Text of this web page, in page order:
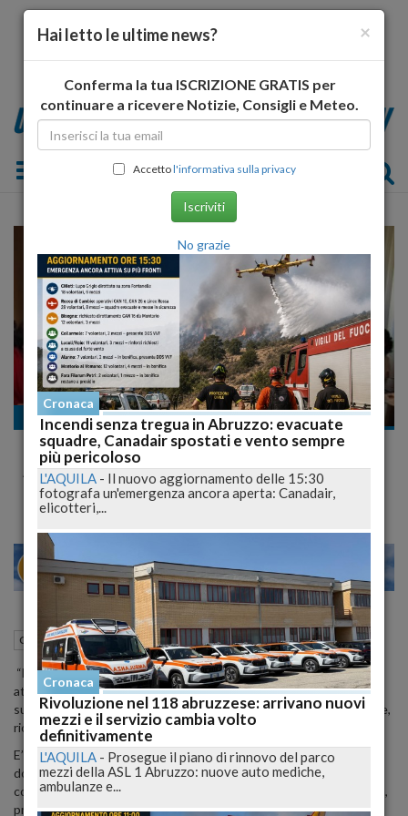
Toggle navigation
Cultura
Domani a Pescara al via Libera la Bellezza
Arte e Natura:
MILANO 27
Cultura Pescara (PE) 04 Ottobre 2012 18:09
“Liberare la Bellezza, che nasce dall’incontro tra Arte e Natura,
attraverso mostre, incontri e performance, puntando l’attenzione
sul fiume, che è la nostra ricchezza, un fiume da riscoprire, studiare,
ricercare e valorizzare, coinvolgendo i nostri ragazzi.
E’ l’evento che si svolgerà a Pescara, da domani 5 ottobre, sino a
domenica 7 ottobre, presso il Circolo Aternino, in piazza Garibaldi,
con appuntamenti tutti assolutamente gratuiti per la cittadinanza,
promossi in occasione della Giornata del Contemporaneo
×
Hai letto le ultime news?
Conferma la tua ISCRIZIONE GRATIS per
continuare a ricevere Notizie, Consigli e Meteo.
Accettol'informativa sulla privacy
Iscriviti
No grazie
Cronaca
Incendi senza tregua in Abruzzo: evacuate
squadre, Canadair spostati e vento sempre
più pericoloso
L'AQUILA - Il nuovo aggiornamento delle 15:30
fotografa un'emergenza ancora aperta: Canadair,
elicotteri,...
Cronaca
Rivoluzione nel 118 abruzzese: arrivano nuovi
mezzi e il servizio cambia volto
definitivamente
L'AQUILA - Prosegue il piano di rinnovo del parco
mezzi della ASL 1 Abruzzo: nuove auto mediche,
ambulanze e...